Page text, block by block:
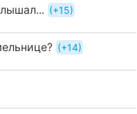
+15
+14